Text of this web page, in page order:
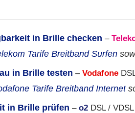
in Brille checken –
Tarife Breitband Surfen
in Brille testen – Vodafone
Tarife Breitband Internet
in Brille prüfen – o2 DSL /